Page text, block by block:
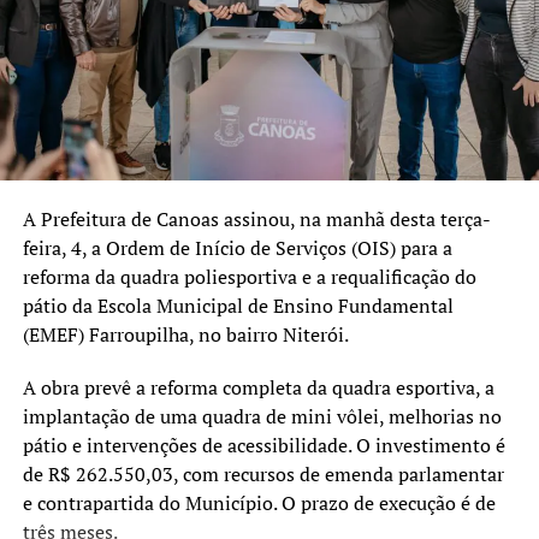
mais forte, humana e
preparada para os desafios
do presente e do futuro.
Essa parceria com o
Tribunal de Contas
fortalece nosso trabalho e
nos ajuda a aperfeiçoar
políticas que colocam os
estudantes no centro das
decisões.”
A secretária municipal de Educação, Margarete Ferretti,
também comentou a participação do município no
programa.
A Prefeitura de Canoas assinou, na manhã desta terça-
feira, 4, a Ordem de Início de Serviços (OIS) para a
reforma da quadra poliesportiva e a requalificação do
pátio da Escola Municipal de Ensino Fundamental
(EMEF) Farroupilha, no bairro Niterói.
A obra prevê a reforma completa da quadra esportiva, a
implantação de uma quadra de mini vôlei, melhorias no
pátio e intervenções de acessibilidade. O investimento é
de R$ 262.550,03, com recursos de emenda parlamentar
e contrapartida do Município. O prazo de execução é de
três meses.